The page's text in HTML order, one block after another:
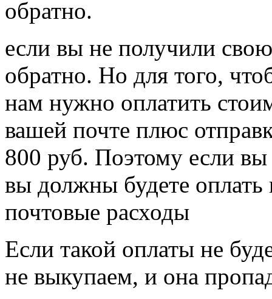
обратно.
если вы не получили
обратно. Но для того,
нам нужно оплатить
вашей почте плюс
800 руб. Поэтому если
вы должны будете
почтовые расходы
Если такой оплаты не
не выкупаем, и она